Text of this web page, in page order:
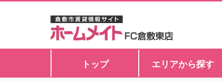
トップ エリアから探す